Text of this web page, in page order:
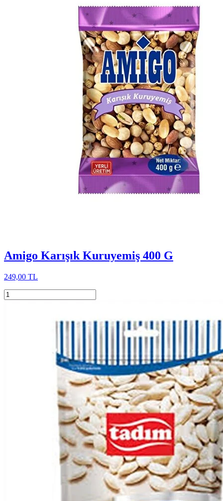
Amigo Karışık Kuruyemiş 400 G
249,00 TL